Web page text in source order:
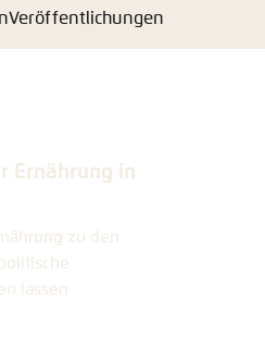
Veröffentlichungen
Ernährung in
zu den
lassen